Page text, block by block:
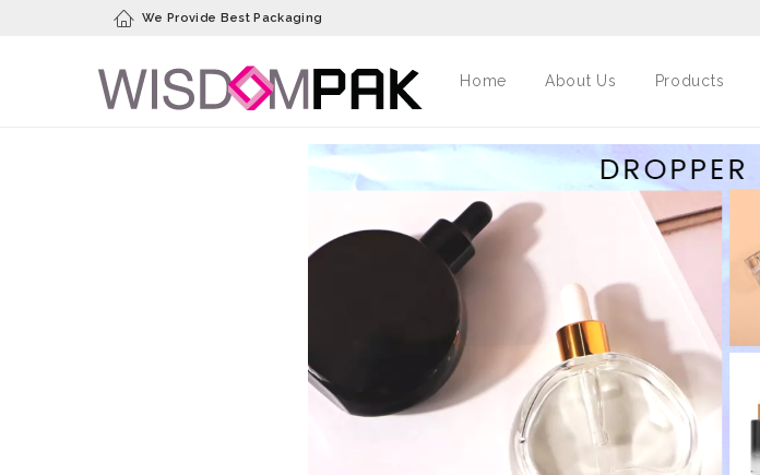
We Provide Best Packaging
Home About Us Products